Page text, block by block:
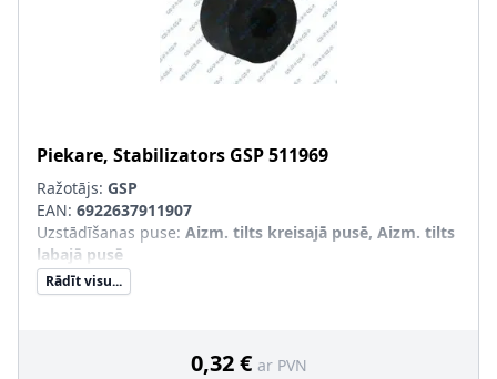
Piekare, Stabilizators GSP511969
Ražotājs: GSP
EAN: 6922637911907
Uzstādīšanas puse: Aizm. tilts kreisajā pusē, Aizm. tilts
labajā pusē
Rādīt visu...
0,32 € ar PVN